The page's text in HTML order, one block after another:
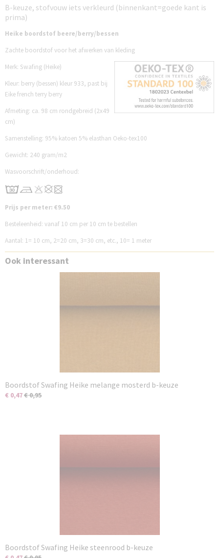
B-keuze, stofvouw iets verkleurd (binnenkant=goede kant is
prima)
Heike boordstof beere/berry/bessen
Zachte boordstof voor het afwerken van kleding
Merk: Swafing (Heike)
Kleur: berry (bessen) kleur 933, past bij
Eike french terry berry
Afmeting: ca. 98 cm rondgebreid (2x49
cm)
Samenstelling: 95% katoen 5% elasthan Oeko-tex100
Gewicht: 240 gram/m2
Wasvoorschrift/onderhoud:
Prijs per meter: €9.50
Besteleenheid: vanaf 10 cm per 10 cm te bestellen
Aantal: 1= 10 cm, 2=20 cm, 3=30 cm, etc., 10= 1 meter
Ook interessant
Boordstof Swafing Heike melange mosterd b-keuze
€ 0,47€ 0,95
Boordstof Swafing Heike steenrood b-keuze